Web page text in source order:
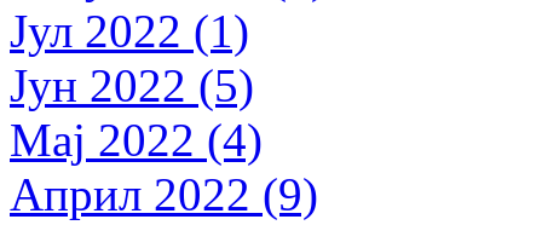
Јул 2022 (1)
Јун 2022 (5)
Мај 2022 (4)
Април 2022 (9)